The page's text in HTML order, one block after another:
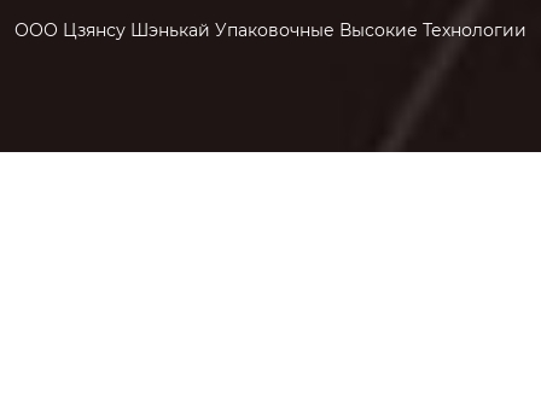
ООО Цзянсу Шэнькай Упаковочные Высокие Технологии